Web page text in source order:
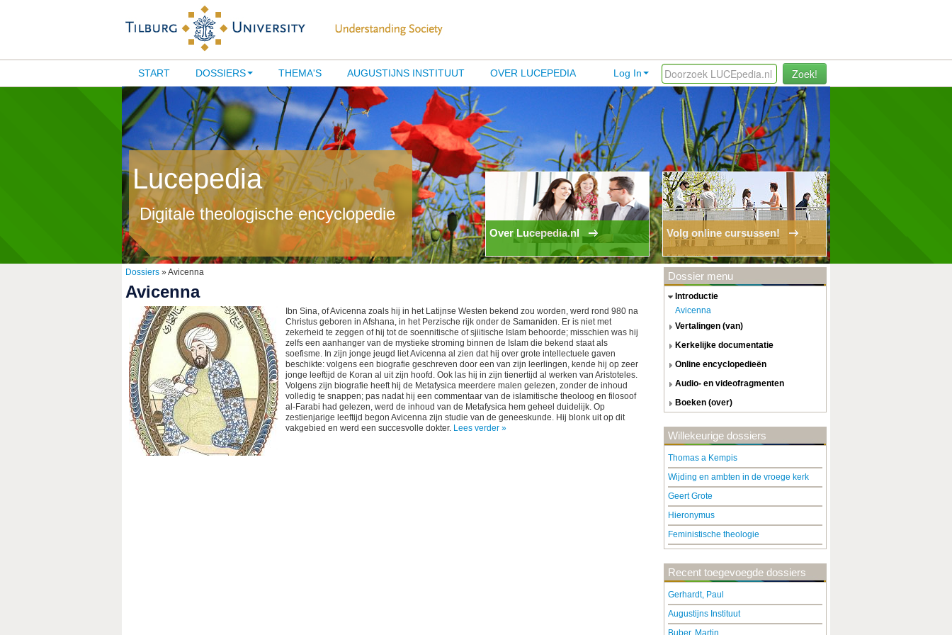
Zoek!
Log In
START DOSSIERS THEMA'S AUGUSTIJNS INSTITUUT OVER LUCEPEDIA
Lucepedia
Digitale theologische encyclopedie
Volg online cursussen!
Over Lucepedia.nl
Dossiers » Avicenna
Avicenna
Ibn Sina, of Avicenna zoals hij in het Latijnse Westen bekend zou worden, werd rond 980 na
Christus geboren in Afshana, in het Perzische rijk onder de Samaniden. Er is niet met
zekerheid te zeggen of hij tot de soennitische of sjiitische Islam behoorde; misschien was hij
zelfs een aanhanger van de mystieke stroming binnen de Islam die bekend staat als
soefisme. In zijn jonge jeugd liet Avicenna al zien dat hij over grote intellectuele gaven
beschikte: volgens een biografie geschreven door een van zijn leerlingen, kende hij op zeer
jonge leeftijd de Koran al uit zijn hoofd. Ook las hij in zijn tienertijd al werken van Aristoteles.
Volgens zijn biografie heeft hij de Metafysica meerdere malen gelezen, zonder de inhoud
volledig te snappen; pas nadat hij een commentaar van de islamitische theoloog en filosoof
al-Farabi had gelezen, werd de inhoud van de Metafysica hem geheel duidelijk. Op
zestienjarige leeftijd begon Avicenna zijn studie van de geneeskunde. Hij blonk uit op dit
vakgebied en werd een succesvolle dokter. Lees verder »
Dossier menu
introductie
Avicenna
vertalingen (van)
kerkelijke documentatie
online encyclopedieën
audio- en videofragmenten
boeken (over)
Willekeurige dossiers
Thomas a Kempis
Wijding en ambten in de vroege kerk
Geert Grote
Hieronymus
Feministische theologie
Recent toegevoegde dossiers
Gerhardt, Paul
Augustijns Instituut
Buber, Martin